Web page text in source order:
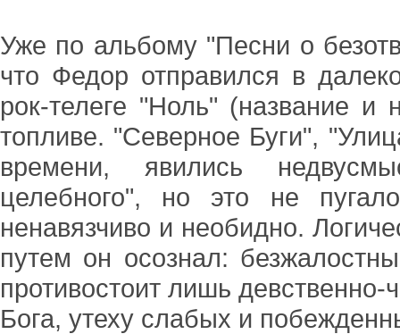
Уже по альбому "Песни о
что Федор отправился в
рок-телеге "Ноль" (название
топливе. "Северное Буги",
времени, явились
целебного", но это не
ненавязчиво и необидно.
путем он осознал:
противостоит лишь
Бога, утеху слабых и